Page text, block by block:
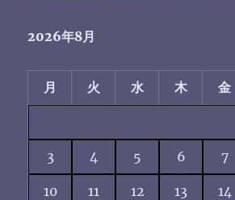
2026年8月
月 火 水 木 金
3 4 5 6 7
10 11 12 13 14